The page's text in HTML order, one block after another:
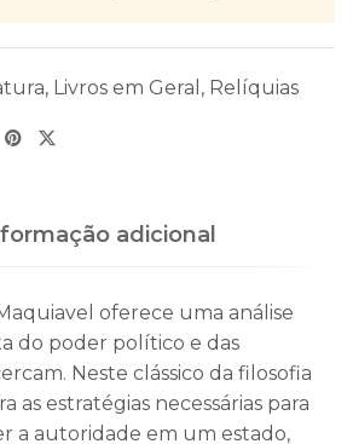
, Livros em Geral , Relíquias
adicional
oferece uma análise
do poder político e das
Neste clássico da filosofia
as estratégias necessárias para
a autoridade em um estado,